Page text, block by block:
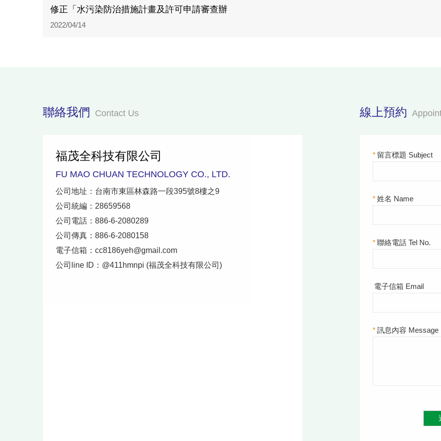
修正「水污染防治措施計畫及許可申請審查辦
2022/04/14
聯絡我們 Contact Us
福茂全科技有限公司
FU MAO CHUAN TECHNOLOGY CO., LTD.
公司地址：台南市東區林森路一段395號8樓之9
公司統編：28659568
公司電話：886-6-2080289
公司傳真：886-6-2080158
電子信箱：cc8186yeh@gmail.com
公司line ID：@411hmnpi (福茂全科技有限公司)
線上預約
* 留言標題 Subject
*姓名 Name
*聯絡電話 Tel No.
電子信箱 Email
*訊息內容 Message